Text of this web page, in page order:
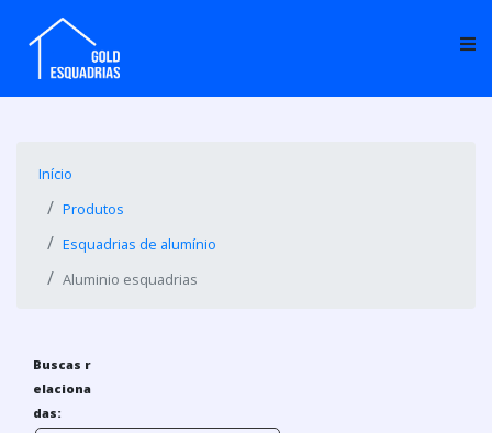
Início
Produtos
Esquadrias de alumínio
Aluminio esquadrias
Buscas r
elaciona
das: